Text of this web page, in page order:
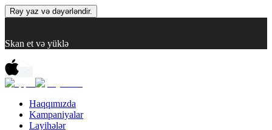
Rəy yaz və dəyərləndir.
Skan et və yüklə
Haqqımızda
Kampaniyalar
Layihələr